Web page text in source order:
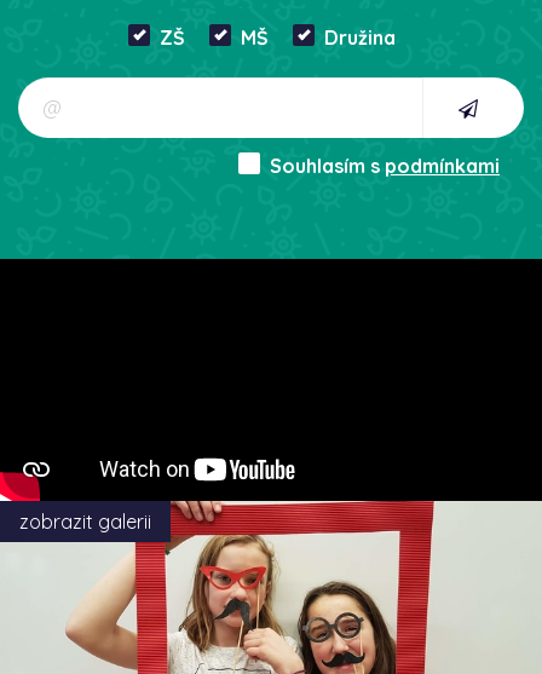
ZŠ MŠ Družina
Souhlasím s podmínkami
zobrazit galerii